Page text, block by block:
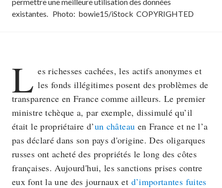
existantes. Photo: bowie15/iStock COPYRIGHTED
L es richesses cachées, les actifs anonymes et
les fonds illégitimes posent des problèmes de
transparence en France comme ailleurs. Le premier
ministre tchèque a, par exemple, dissimulé qu’il
était le propriétaire d’un château en France et ne l’a
pas déclaré dans son pays d'origine. Des oligarques
russes ont acheté des propriétés le long des côtes
françaises. Aujourd'hui, les sanctions prises contre
eux font la une des journaux et d’importantes fuites